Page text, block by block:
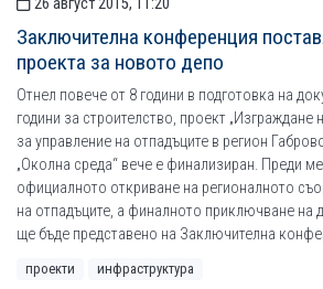
Заключителна конференция
проекта за новото депо
Отнел повече от 8 години в подготовка на
години за строителство, проект „Изграждане
за управление на отпадъците в регион
„Околна среда“ вече е финализиран. Преди
официалното откриване на регионалното
на отпадъците, а финалното приключване на
ще бъде представено на Заключителна
проекти инфраструктура